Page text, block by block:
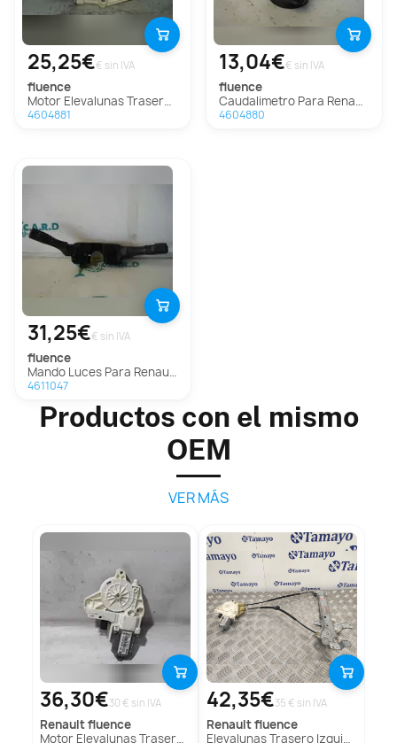
25,25€€ sin IVA
fluence
Motor Elevalunas Trasero Derecho Para Renault Fluence
4604881
13,04€€ sin IVA
fluence
Caudalimetro Para Renault Fluence
4604880
31,25€€ sin IVA
fluence
Mando Luces Para Renault Fluence
4611047
Productos con el mismo
OEM
VER MÁS
36,30€30 € sin IVA
renaultfluence
Motor Elevalunas Trasero Izquierdo Para Renault Fluence
42,35€35 € sin IVA
renaultfluence
Elevalunas Trasero Izquierdo para Renault Fluence